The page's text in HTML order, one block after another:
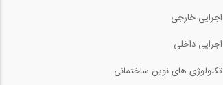
اجرایی خارجی
اجرایی داخلی
تکنولوژی های نوین ساختمانی